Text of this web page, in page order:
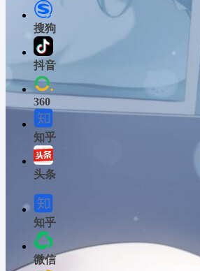
搜狗
抖音
360
知乎
头条
知乎
微信